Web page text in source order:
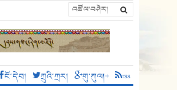
ངོ་དེབ། ཀྲུའི་ཀྲར། གུ་ཀུལ།+ rss